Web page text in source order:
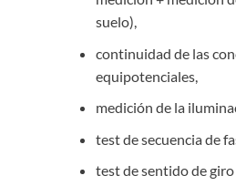
suelo),
continuidad de las
equipotenciales,
medición de la
test de secuencia de
test de sentido de